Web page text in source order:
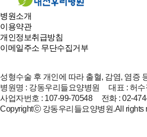
병원소개
이용약관
개인정보취급방침
이메일주소 무단수집거부
성형수술 후 개인에 따라 출혈, 감염, 염증
병원명 : 강동우리들요양병원 대표 : 허
사업자번호 : 107-99-70548 전화 : 02-
Copyrightⓒ 강동우리들요양병원.All rights